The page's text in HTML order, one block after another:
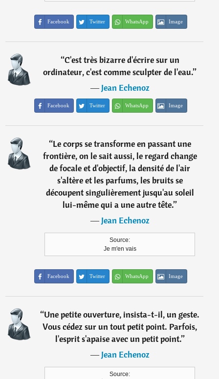
Facebook Twitter WhatsApp Image
“C'est très bizarre d'écrire sur un
ordinateur, c'est comme sculpter de l'eau.”
―Jean Echenoz
Facebook Twitter WhatsApp Image
“Le corps se transforme en passant une
frontière, on le sait aussi, le regard change
de focale et d'objectif, la densité de l'air
s'altère et les parfums, les bruits se
découpent singulièrement jusqu'au soleil
lui-même qui a une autre tête.”
―Jean Echenoz
Source:
Je m'en vais
Facebook Twitter WhatsApp Image
“Une petite ouverture, insista-t-il, un geste.
Vous cédez sur un tout petit point. Parfois,
l'esprit s'apaise avec un petit point.”
―Jean Echenoz
Source: